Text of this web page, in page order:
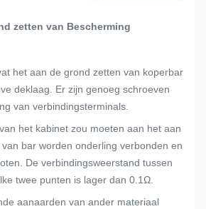
zetten van Bescherming
het aan de grond zetten van koperbar
deklaag. Er zijn genoeg schroeven
van verbindingsterminals.
het kabinet zou moeten aan het aan
bar worden onderling verbonden en
De verbindingsweerstand tussen
twee punten is lager dan 0.1Ω.
aanaarden van ander materiaal